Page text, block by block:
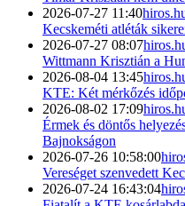
2026-07-27 11:40
Kecskeméti atléták
2026-07-27 08:07
Wittmann Krisztián a
2026-08-04 13:45
KTE: Két mérkőzés
2026-08-02 17:09
Érmek és döntős
Bajnokságon
2026-07-26 10:58:00
Vereséget szenvedett
2026-07-24 16:43:04